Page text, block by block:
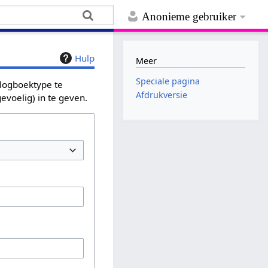
Anonieme gebruiker
Hulp
te
in te geven.
Meer
Speciale pagina
Afdrukversie